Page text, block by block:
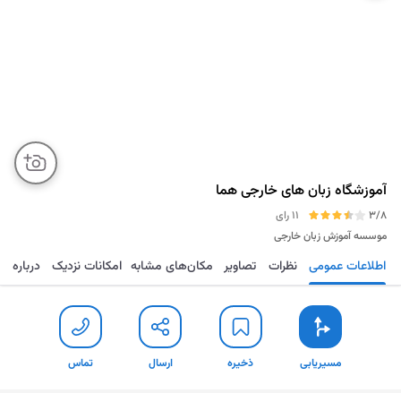
آموزشگاه زبان های خارجی هما
3/8
11 رای
موسسه آموزش زبان خارجی
مسیریابی ذخیره ارسال تماس اطلاعات عمومی نظرات تصاویر مکان‌های مشابه امکانات نزدیک درباره
مسیریابی ذخیره ارسال تماس